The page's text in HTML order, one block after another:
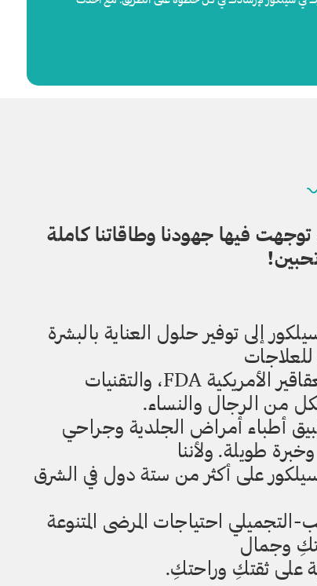
توجهت فيها جهودنا وطاقاتنا كاملة
إلى توفير حلول العناية بالبشرة
للعلاجات
والمنتجات المعتمدة من إدارة الغذاء والعقاقير الأمريكية FDA، والتقنيات
من الرجال والنساء.
أطباء أمراض الجلدية وجراحي
طويلة. ولأننا
على أكثر من ستة دول في الشرق
احتياجات المرضى المتنوعة
وجمال
على ثقتكِ وراحتكِ.